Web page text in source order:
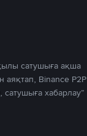
сатушыға ақша
аяқтап, Binance P2P
хабарлау”